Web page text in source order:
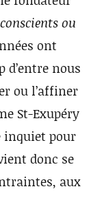
ou
ont
d’entre nous
ou l’affiner
St-Exupéry
inquiet pour
donc se
aux